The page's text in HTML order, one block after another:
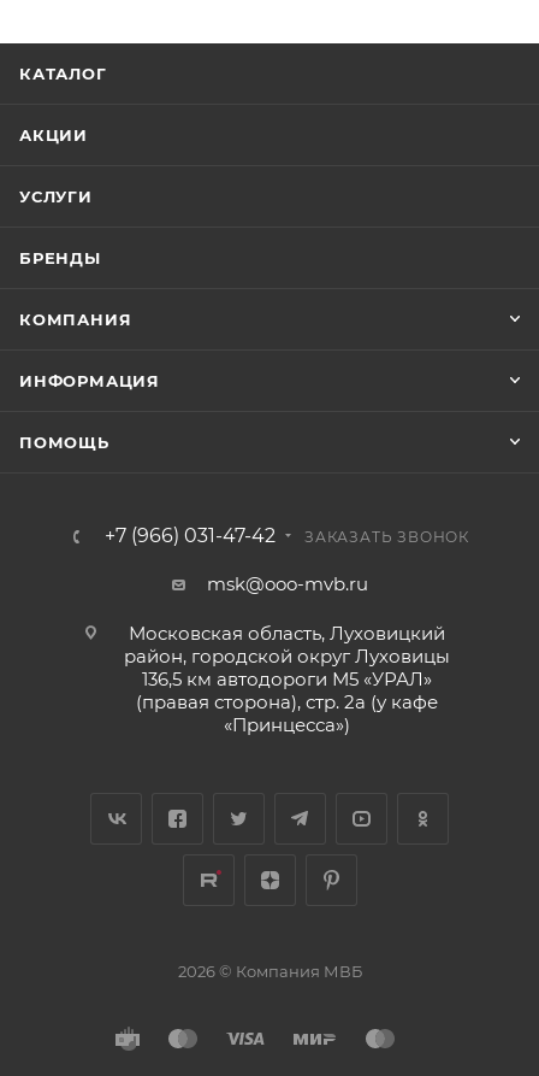
КАТАЛОГ
АКЦИИ
УСЛУГИ
БРЕНДЫ
КОМПАНИЯ
ИНФОРМАЦИЯ
ПОМОЩЬ
+7 (966) 031-47-42 ЗАКАЗАТЬ ЗВОНОК
msk@ooo-mvb.ru
Московская область, Луховицкий
район, городской округ Луховицы
136,5 км автодороги М5 «УРАЛ»
(правая сторона), стр. 2а (у кафе
«‎Принцесса»)
2026 © Компания МВБ